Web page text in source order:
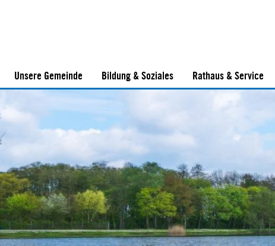
Unsere Gemeinde Bildung & Soziales Rathaus & Service